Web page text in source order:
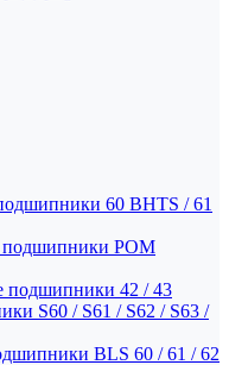
60 BHTS / 61
подшипники POM
подшипники 42 / 43
S60 / S61 / S62 / S63 /
BLS 60 / 61 / 62